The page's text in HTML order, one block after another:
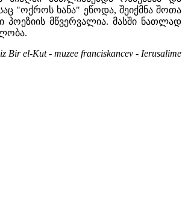
"ოქროს ხანა" ეწოდა, შეიქმნა შოთა
მწვერვალია. მასში ნათლად
Bir el-Kut - muzee franciskancev - Ierusalime